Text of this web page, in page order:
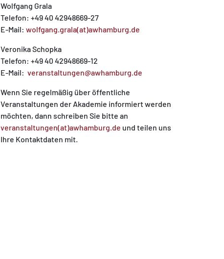
Wolfgang Grala
Telefon: +49 40 42948669-27
E-Mail: wolfgang.grala(at)awhamburg.de
Veronika Schopka
Telefon: +49 40 42948669-12
E-Mail: veranstaltungen@awhamburg.de
Wenn Sie regelmäßig über öffentliche
Veranstaltungen der Akademie informiert werden
möchten, dann schreiben Sie bitte an
veranstaltungen(at)awhamburg.de und teilen uns
Ihre Kontaktdaten mit.